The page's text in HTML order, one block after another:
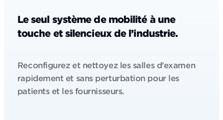
Le seul système de mobilité à une
touche et silencieux de l’industrie.
Reconfigurez et nettoyez les salles d’examen
rapidement et sans perturbation pour les
patients et les fournisseurs.